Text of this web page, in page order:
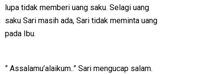
lupa tidak memberi uang saku. Selagi uang
saku Sari masih ada, Sari tidak meminta uang
pada Ibu.
” Assalamu’alaikum..” Sari mengucap salam.